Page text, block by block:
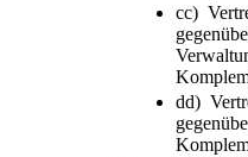
cc)
dd)